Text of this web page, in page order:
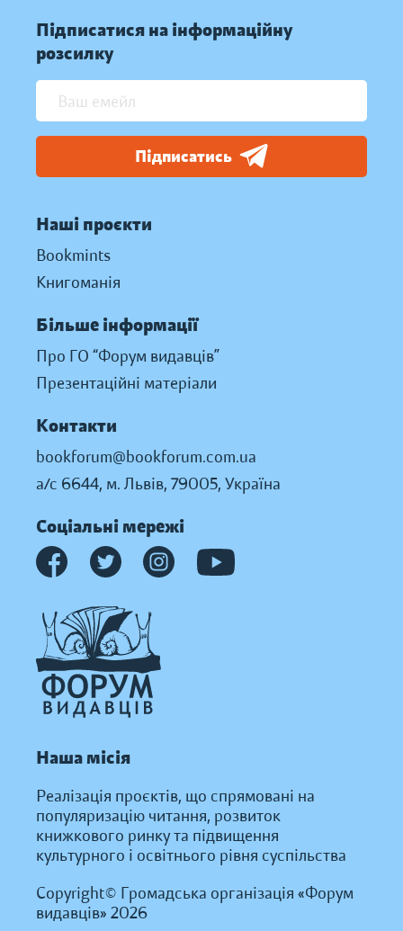
Підписатися на інформаційну
розсилку
Підписатись
Наші проєкти
Bookmints
Книгоманія
Більше інформації
Про ГО “Форум видавців”
Презентаційні матеріали
Контакти
bookforum@bookforum.com.ua
а/с 6644, м. Львів, 79005, Україна
Соціальні мережі
Наша місія
Реалізація проєктів, що спрямовані на
популяризацію читання, розвиток
книжкового ринку та підвищення
культурного і освітнього рівня суспільства
Copyright© Громадська організація «Форум
видавців» 2026